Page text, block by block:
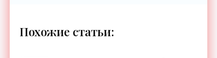
Похожие статьи: